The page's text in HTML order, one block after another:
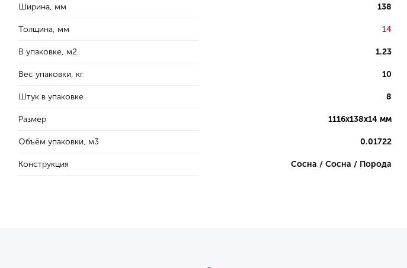
Ширина, мм 138
Толщина, мм 14
В упаковке, м2 1.23
Вес упаковки, кг 10
Штук в упаковке 8
Размер 1116х138х14 мм
Объём упаковки, м3 0.01722
Конструкция Сосна / Сосна / Порода